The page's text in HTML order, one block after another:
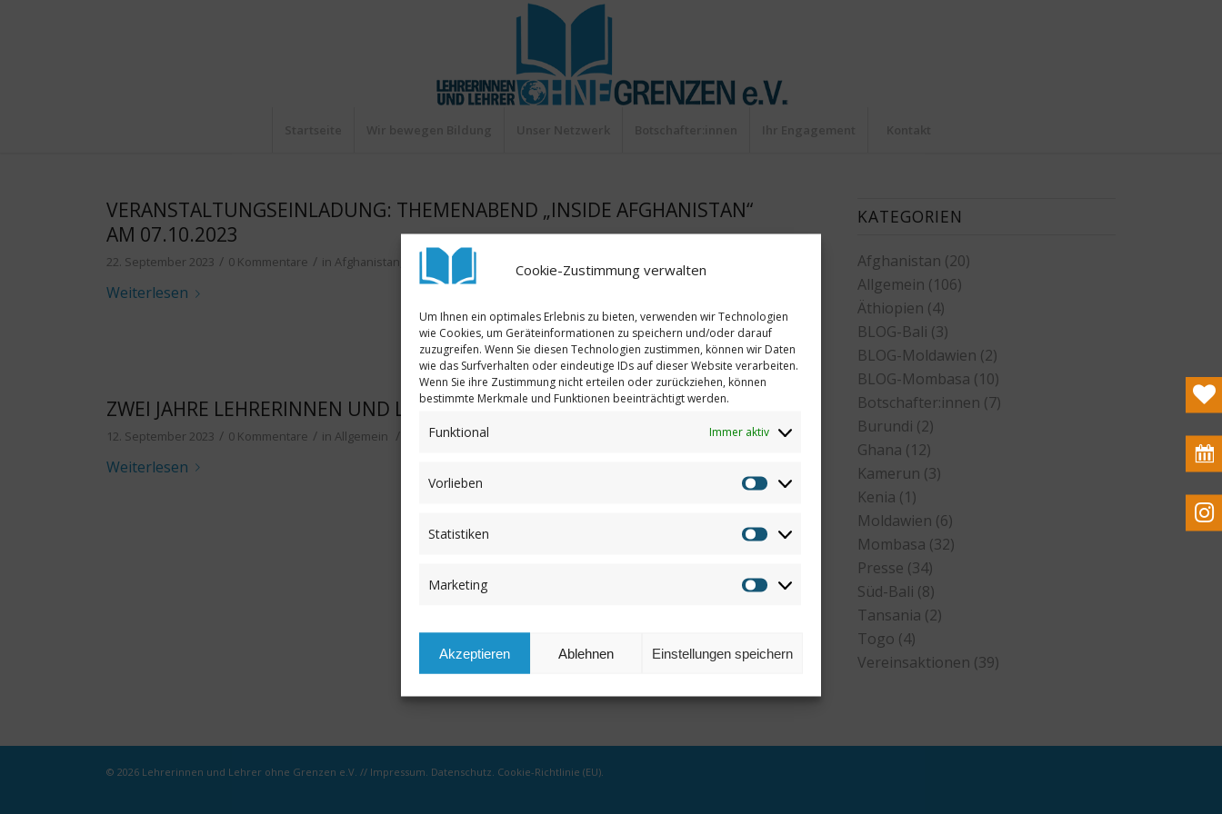
Cookie-Zustimmung verwalten
Um Ihnen ein optimales Erlebnis zu bieten, verwenden wir Technologien
wie Cookies, um Geräteinformationen zu speichern und/oder darauf
zuzugreifen. Wenn Sie diesen Technologien zustimmen, können wir Daten
wie das Surfverhalten oder eindeutige IDs auf dieser Website verarbeiten.
Wenn Sie ihre Zustimmung nicht erteilen oder zurückziehen, können
bestimmte Merkmale und Funktionen beeinträchtigt werden.
Funktional Immer aktiv
Vorlieben
Statistiken
Marketing
Akzeptieren Ablehnen Einstellungen speichern
VERANSTALTUNGSEINLADUNG: THEMENABEND „INSIDE AFGHANISTAN“
AM 07.10.2023
22. September 2023 / 0 Kommentare / inAfghanistan ,Vereinsaktionen
Weiterlesen
ZWEI JAHRE LEHRERINNEN UND LEHRER OHNE GRENZEN
12. September 2023 / 0 Kommentare / inAllgemein / Annemarie
Weiterlesen
KATEGORIEN
Afghanistan (20)
Allgemein (106)
Äthiopien (4)
BLOG-Bali (3)
BLOG-Moldawien (2)
BLOG-Mombasa (10)
Botschafter:innen (7)
Burundi (2)
Ghana (12)
Kamerun (3)
Kenia (1)
Moldawien (6)
Mombasa (32)
Presse (34)
Süd-Bali (8)
Tansania (2)
Togo (4)
Vereinsaktionen (39)
© 2026 Lehrerinnen und Lehrer ohne Grenzen e.V. // Impressum. Datenschutz. Cookie-Richtlinie (EU).